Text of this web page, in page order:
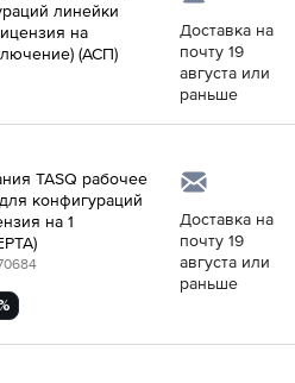
линейки
на
(АСП)
Доставка на
почту 19
августа или
раньше
TASQ рабочее
конфигураций
на 1
Доставка на
почту 19
августа или
раньше